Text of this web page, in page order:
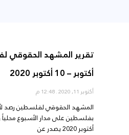
أكتوبر – 10 أكتوبر 2020
أكتوبر 11, 2020
المشهد الحقوقي لفلسطين رصد
أكتوبر 2020 يصدر عن